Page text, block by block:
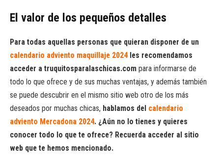
El valor de los pequeños detalles
Para todas aquellas personas que quieran disponer de un
calendario adviento maquillaje 2024les recomendamos
acceder a truquitosparalaschicas.com para informarse de
todo lo que ofrece y de sus muchas ventajas, y además también
se puede descubrir en el mismo sitio web otro de los más
deseados por muchas chicas, hablamos del calendario
adviento Mercadona 2024. ¿Aún no lo tienes y quieres
conocer todo lo que te ofrece? Recuerda acceder al sitio
web que te hemos mencionado.